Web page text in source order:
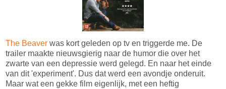
The Beaver was kort geleden op tv en triggerde me. De
trailer maakte nieuwsgierig naar de humor die over het
zwarte van een depressie werd gelegd. En naar het einde
van dit 'experiment'. Dus dat werd een avondje onderuit.
Maar wat een gekke film eigenlijk, met een heftig